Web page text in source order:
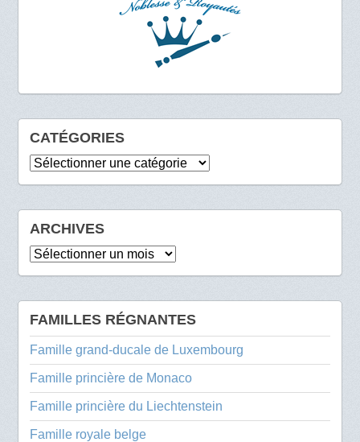
CATÉGORIES
Catégories
ARCHIVES
Archives
FAMILLES RÉGNANTES
Famille grand-ducale de Luxembourg
Famille princière de Monaco
Famille princière du Liechtenstein
Famille royale belge